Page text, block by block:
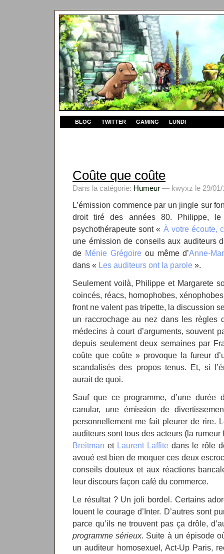
BLOG TWITTER GAMING LUNDI
Coûte que coûte
Dans la catégorie: Humeur — kwyxz le 29/01/
L’émission commence par un jingle sur
droit tiré des années 80. Philippe, le
psychothérapeute sont « À votre écoute,
une émission de conseils aux auditeurs
de Ménie Grégoire ou même d’Anne-
dans « Les auditeurs ont la parole ».
Seulement voilà, Philippe et Margarete
coincés, réacs, homophobes,
front ne valent pas tripette, la discussion
un raccrochage au nez dans les règles
médecins à court d’arguments, souvent
depuis seulement deux semaines par
coûte que coûte » provoque la fureur
scandalisés des propos tenus. Et, si
aurait de quoi.
Sauf que ce programme, d’une durée
canular, une émission de
personnellement me fait pleurer de rire.
auditeurs sont tous des acteurs (la
Breitman et Laurent Laffite dans le rôle
avoué est bien de moquer ces deux
conseils douteux et aux réactions
leur discours façon café du commerce.
Le résultat ? Un joli bordel. Certains
louent le courage d’Inter. D’autres sont
parce qu’ils ne trouvent pas ça drôle,
programme sérieux. Suite à un épisode
un auditeur homosexuel, Act-Up Paris,